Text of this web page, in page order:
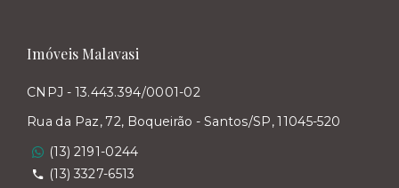
Imóveis Malavasi
CNPJ - 13.443.394/0001-02
Rua da Paz, 72, Boqueirão - Santos/SP, 11045-520
(13) 2191-0244
(13) 3327-6513